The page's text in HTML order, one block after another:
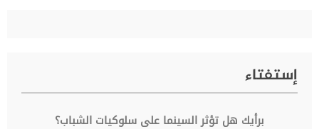
إستفتاء
برأيك هل تؤثر السينما على سلوكيات الشباب؟